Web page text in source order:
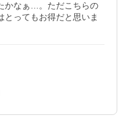
かなぁ…。ただこちらの
とってもお得だと思いま